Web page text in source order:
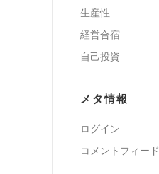
生産性
経営合宿
自己投資
メタ情報
ログイン
コメントフィード